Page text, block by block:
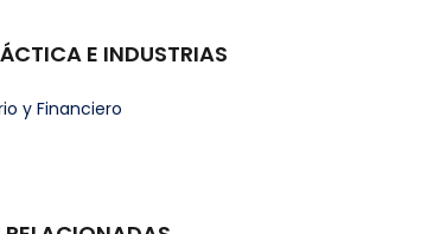
E INDUSTRIAS
y Financiero